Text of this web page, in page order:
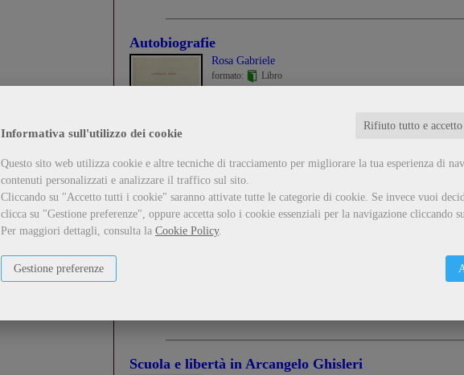
Informativa sull'utilizzo dei cookie
Rifiuto tutto e
Questo sito web utilizza cookie e altre tecniche di tracciamento per migliorare la tua esperienza di
contenuti personalizzati e analizzare il traffico sul sito.
Cliccando su "Accetto tutti i cookie" saranno attivate tutte le categorie di cookie. Se invece vuoi
clicca su "Gestione preferenze", oppure accetta solo i cookie essenziali per la navigazione cliccando
Per maggiori dettagli, consulta la Cookie Policy.
Gestione preferenze
Autobiografie
Rosa Gabriele
formato:
Libro
Metti nel carrello
Il comitato d'azione di Roma dal 1862 al 1867
Spatafora Filippo
formato:
Scuola e libertà in Arcangelo Ghisleri